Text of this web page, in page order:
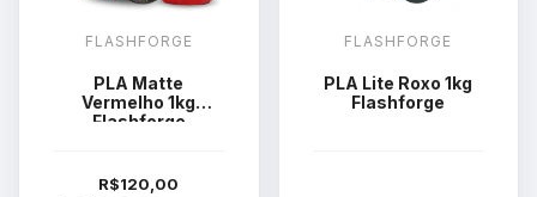
FLASHFORGE
PLA Matte
Vermelho 1kg
Flashforge
R$120,00
FLASHFORGE
PLA Lite Roxo 1kg
Flashforge